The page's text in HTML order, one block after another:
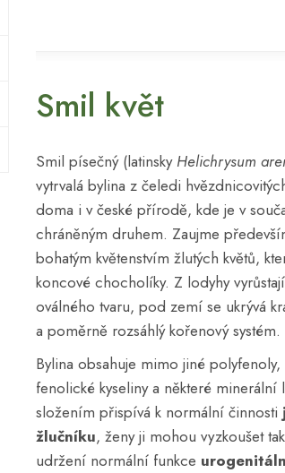
Smil květ
Smil písečný (latinsky Helichrysum
vytrvalá bylina z čeledi
doma i v české přírodě, kde je v
chráněným druhem. Zaujme
bohatým květenstvím žlutých květů,
koncové chocholíky. Z lodyhy
oválného tvaru, pod zemí se ukrývá
a poměrně rozsáhlý kořenový systém.
Bylina obsahuje mimo jiné
fenolické kyseliny a některé minerální
složením přispívá k normální činnosti
žlučníku, ženy ji mohou vyzkoušet
udržení normální funkce